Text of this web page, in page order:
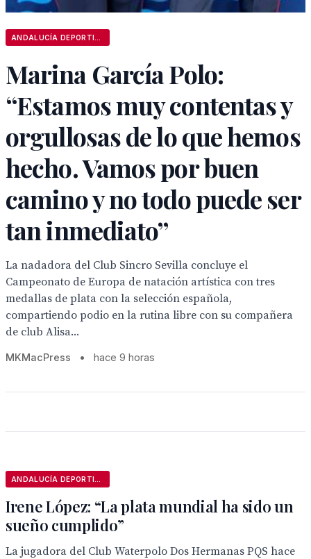
Marina García Polo:
“Estamos muy contentas y
orgullosas de lo que hemos
hecho. Vamos por buen
camino y no todo puede ser
tan inmediato”
La nadadora del Club Sincro Sevilla concluye el
Campeonato de Europa de natación artística con tres
medallas de plata con la selección española,
compartiendo podio en la rutina libre con su compañera
de club Alisa...
MKMacPress • hace 9 horas
Irene López: “La plata mundial ha sido un
sueño cumplido”
La jugadora del Club Waterpolo Dos Hermanas PQS hace